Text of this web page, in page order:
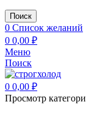
Поиск
0 Список желаний
0 0,00 ₽
Меню
Поиск
0 0,00 ₽
Просмотр